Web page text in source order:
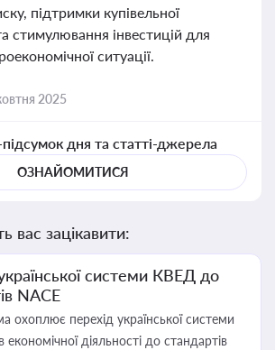
підтримки купівельної
стимулювання інвестицій для
ситуації.
2025
дня та статті-джерела
ОЗНАЙОМИТИСЯ
вас зацікавити:
системи КВЕД до
NACE
охоплює перехід української системи
економічної діяльності до стандартів